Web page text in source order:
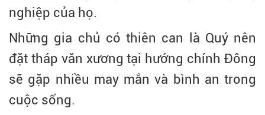
nghiệp của họ.
Những gia chủ có thiên can là Quý nên
đặt tháp văn xương tại hướng chính Đông
sẽ gặp nhiều may mắn và bình an trong
cuộc sống.